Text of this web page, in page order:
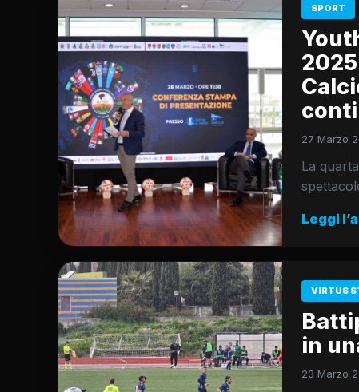
SPORT
27 Marzo
La
Leggi
VIRTUS
in
23 Marzo